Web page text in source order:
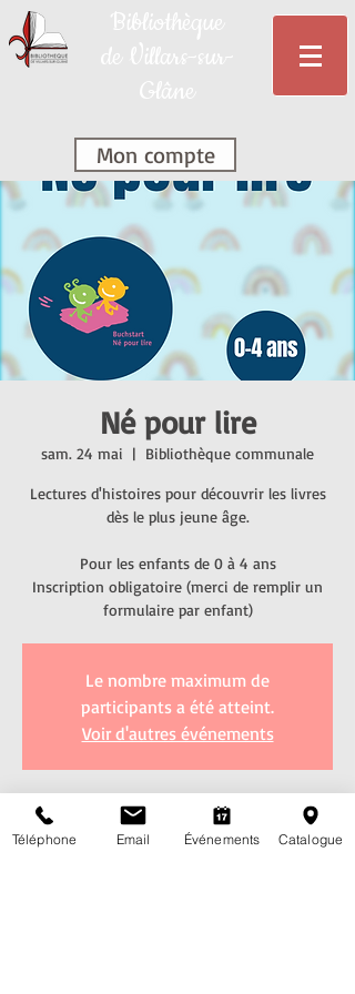
Mon compte
Né pour lire
sam. 24 mai
  |
Bibliothèque communale
Lectures d'histoires pour découvrir les livres
dès le plus jeune âge.
Pour les enfants de 0 à 4 ans
Inscription obligatoire (merci de remplir un
formulaire par enfant)
Le nombre maximum de
participants a été atteint.
Voir d'autres événements
Heure et lieu
Téléphone Email Événements Catalogue